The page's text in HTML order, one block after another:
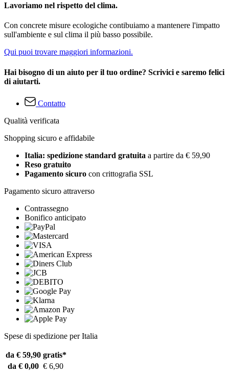
Lavoriamo nel rispetto del clima.
Con concrete misure ecologiche contibuiamo a mantenere l'impatto
sull'ambiente e sul clima il più basso possibile.
Qui puoi trovare maggiori informazioni.
Hai bisogno di un aiuto per il tuo ordine? Scrivici e saremo felici
di aiutarti.
Contatto
Qualità verificata
Shopping sicuro e affidabile
Italia: spedizione standard gratuita a partire da € 59,90
Reso gratuito
Pagamento sicuro con crittografia SSL
Pagamento sicuro attraverso
Contrassegno
Bonifico anticipato
Spese di spedizione per Italia
da € 59,90 gratis*
da € 0,00 € 6,90